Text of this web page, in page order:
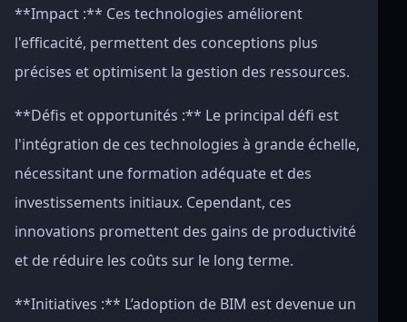
**Impact :** Ces technologies améliorent
l'efficacité, permettent des conceptions plus
précises et optimisent la gestion des ressources.
**Défis et opportunités :** Le principal défi est
l'intégration de ces technologies à grande échelle,
nécessitant une formation adéquate et des
investissements initiaux. Cependant, ces
innovations promettent des gains de productivité
et de réduire les coûts sur le long terme.
**Initiatives :** L’adoption de BIM est devenue un